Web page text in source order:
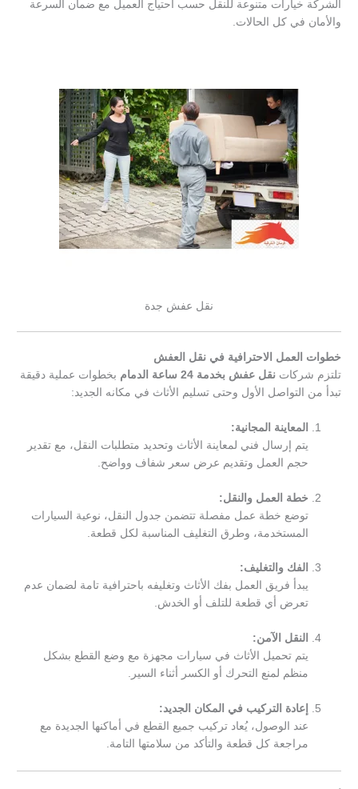
الشركة خيارات متنوعة للنقل حسب احتياج العميل مع ضمان السرعة
والأمان في كل الحالات.
نقل عفش جدة
خطوات العمل الاحترافية في نقل العفش
تلتزم شركاتنقل عفش بخدمة 24 ساعة الدمام
بخطوات عملية دقيقة
تبدأ من التواصل الأول وحتى تسليم الأثاث في مكانه الجديد:
المعاينة المجانية:
يتم إرسال فني لمعاينة الأثاث وتحديد متطلبات النقل، مع تقدير
حجم العمل وتقديم عرض سعر شفاف وواضح.
خطة العمل والنقل:
توضع خطة عمل مفصلة تتضمن جدول النقل، نوعية السيارات
المستخدمة، وطرق التغليف المناسبة لكل قطعة.
الفك والتغليف:
يبدأ فريق العمل بفك الأثاث وتغليفه باحترافية تامة لضمان عدم
تعرض أي قطعة للتلف أو الخدش.
النقل الآمن:
يتم تحميل الأثاث في سيارات مجهزة مع وضع القطع بشكل
منظم لمنع التحرك أو الكسر أثناء السير.
إعادة التركيب في المكان الجديد:
عند الوصول، يُعاد تركيب جميع القطع في أماكنها الجديدة مع
مراجعة كل قطعة والتأكد من سلامتها التامة.